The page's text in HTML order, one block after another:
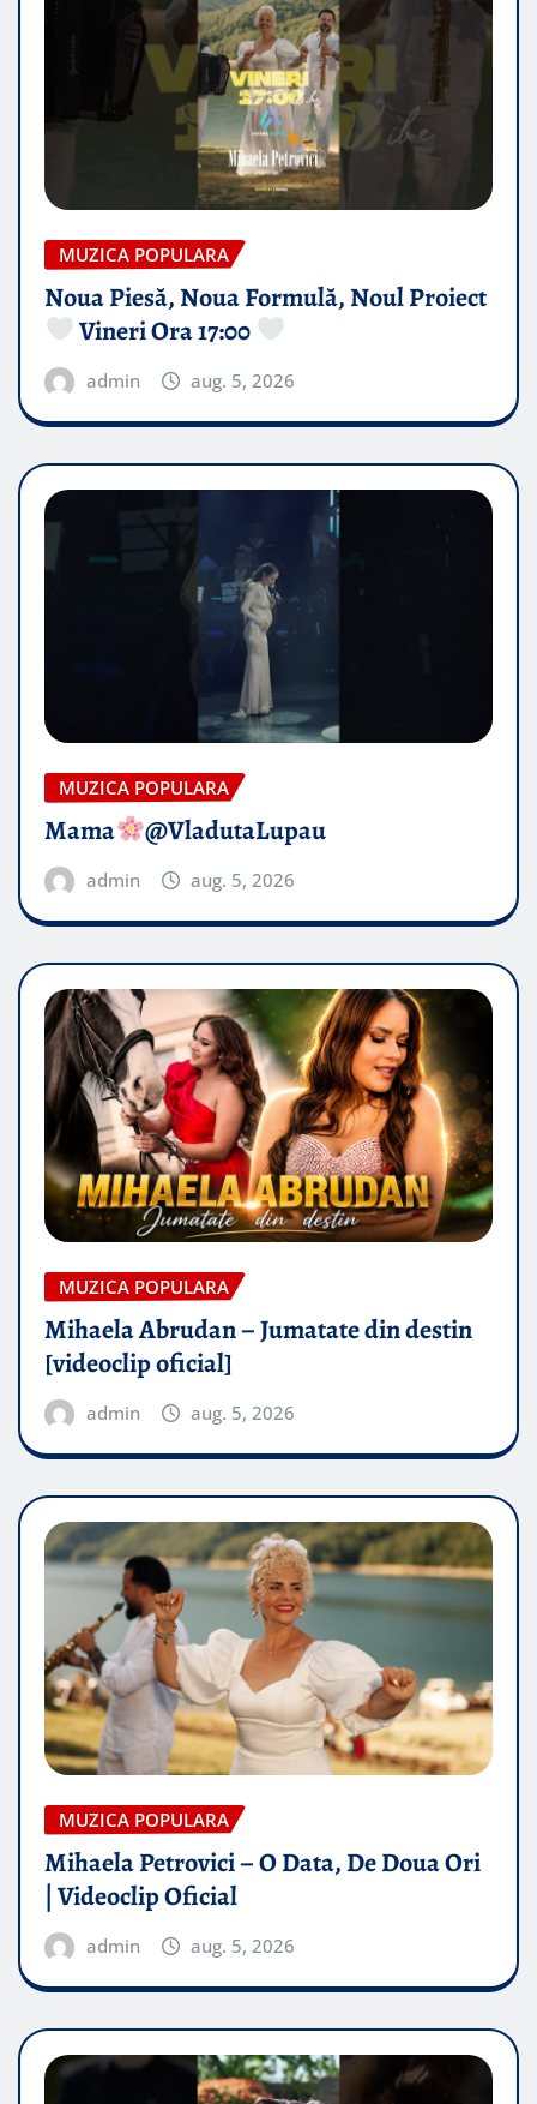
MUZICA POPULARA
Noua Piesă, Noua Formulă, Noul Proiect
Vineri Ora 17:00
admin aug. 5, 2026
MUZICA POPULARA
Mama @VladutaLupau
admin aug. 5, 2026
MUZICA POPULARA
Mihaela Abrudan – Jumatate din destin
[videoclip oficial]
admin aug. 5, 2026
MUZICA POPULARA
Mihaela Petrovici – O Data, De Doua Ori
| Videoclip Oficial
admin aug. 5, 2026